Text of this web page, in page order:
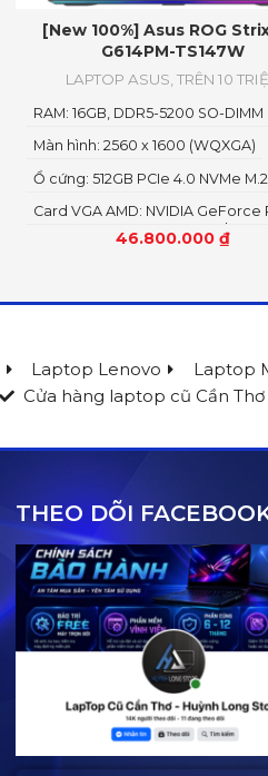
[New 100%] Asus ROG
G614PM-TS147W
LAPTOP ASUS,TRÊN 10
46.800.000₫
Card VGA AMD: NVIDIA GeForce
5060 8GB GDDR7 AMD Radeon
Ổ cứng: 512GB PCIe 4.0 NVMe
Màn hình: 2560 x 1600 (WQXGA)
RAM: 16GB, DDR5-5200 SO-DIMM
Laptop Lenovo
Laptop
Cửa hàng laptop cũ Cần Thơ
THEO DÕI